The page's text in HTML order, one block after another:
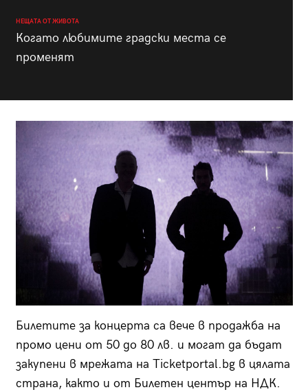
НЕЩАТА ОТ ЖИВОТА
Когато любимите градски места се
променят
Билетите за концерта са вече в продажба на
промо цени от 50 до 80 лв. и могат да бъдат
закупени в мрежата на Ticketportal.bg в цялата
страна, както и от Билетен център на НДК.